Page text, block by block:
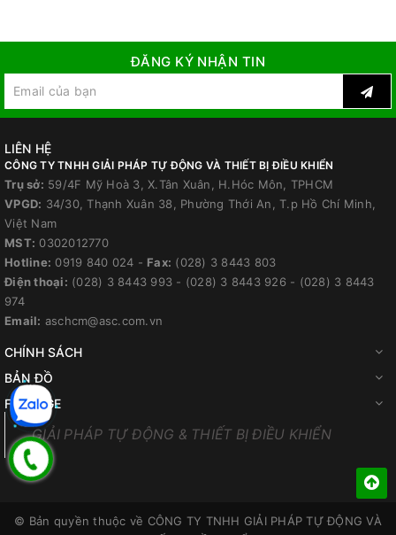
ĐĂNG KÝ NHẬN TIN
LIÊN HỆ
CÔNG TY TNHH GIẢI PHÁP TỰ ĐỘNG VÀ THIẾT BỊ ĐIỀU KHIỂN
Trụ sở: 59/4F Mỹ Hoà 3, X.Tân Xuân, H.Hóc Môn, TPHCM
VPGD: 34/30, Thạnh Xuân 38, Phường Thới An, T.p Hồ Chí Minh,
Việt Nam
MST: 0302012770
Hotline: 0919 840 024 - Fax: (028) 3 8443 803
Điện thoại: (028) 3 8443 993 - (028) 3 8443 926 - (028) 3 8443
974
Email: aschcm@asc.com.vn
CHÍNH SÁCH
BẢN ĐỒ
FANPAGE
GIẢI PHÁP TỰ ĐỘNG & THIẾT BỊ ĐIỀU KHIỂN
© Bản quyền thuộc về CÔNG TY TNHH GIẢI PHÁP TỰ ĐỘNG VÀ